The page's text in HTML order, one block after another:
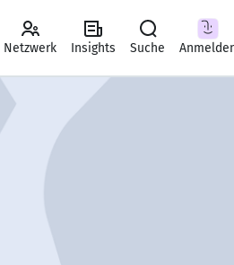
Netzwerk Insights Suche